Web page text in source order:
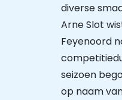
diverse
Arne Slot
Feyenoord
seizoen
op naam